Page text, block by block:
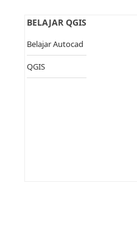
BELAJAR QGIS
Belajar Autocad
QGIS